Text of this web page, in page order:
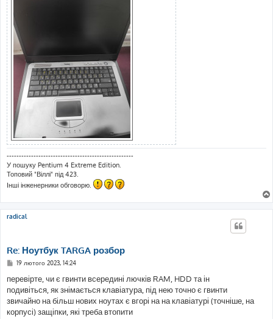
----------------------------------------------------
У пошуку Pentium 4 Extreme Edition.
Топовий "Віллі" під 423.
Інші інженерники обговорю.
radical
Re: Ноутбук TARGA розбор
П
в
і
д
о
м
л
19 лютого 2023, 14:24
перевірте, чи є гвинти всередині лючків RAM, HDD та ін
подивіться, як знімається клавіатура, під нею точно є гвинти
звичайно на більш нових ноутах є вгорі на на клавіатурі (точніше, на
корпусі) защіпки, які треба втопити